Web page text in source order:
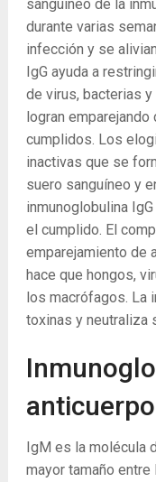
sanguíneo de la
durante varias
infección y se
IgG ayuda a
de virus, bacterias
logran
cumplidos. Los
inactivas que se
suero sanguíneo y
inmunoglobulina
el cumplido. El
emparejamiento de
hace que hongos,
los macrófagos. La
toxinas y neutraliza
anticuerpo
IgM es la molécula
mayor tamaño